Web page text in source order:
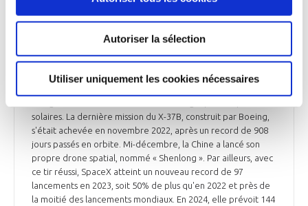
Autoriser la sélection
Utiliser uniquement les cookies nécessaires
confiée à la fusée Atlas 5 de United Launch Alliance (ULA),
filiale de Boeing et de Lockheed Martin. Dérivé de la
réutilisable, vole depuis 2010. Il est capable de revenir dans
l'atmosphère pour y atterrir à l'horizontale en mode avion.
solaires. La dernière mission du X-37B, construit par Boeing,
s'était achevée en novembre 2022, après un record de 908
jours passés en orbite. Mi-décembre, la Chine a lancé son
propre drone spatial, nommé « Shenlong ». Par ailleurs, avec
ce tir réussi, SpaceX atteint un nouveau record de 97
lancements en 2023, soit 50% de plus qu'en 2022 et près de
la moitié des lancements mondiaux. En 2024, elle prévoit 144